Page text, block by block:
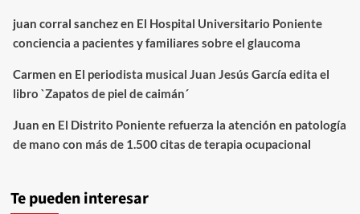
juan corral sanchezen El Hospital Universitario Poniente
conciencia a pacientes y familiares sobre el glaucoma
Carmen en El periodista musical Juan Jesús García edita el
libro `Zapatos de piel de caimán´
Juan en El Distrito Poniente refuerza la atención en patología
de mano con más de 1.500 citas de terapia ocupacional
Te pueden interesar